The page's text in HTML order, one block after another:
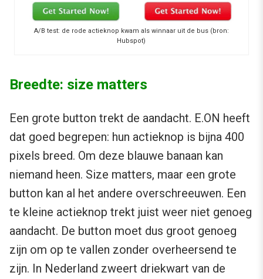
A/B test: de rode actieknop kwam als winnaar uit de bus (bron:
Hubspot)
Breedte: size matters
Een grote button trekt de aandacht. E.ON heeft
dat goed begrepen: hun actieknop is bijna 400
pixels breed. Om deze blauwe banaan kan
niemand heen. Size matters, maar een grote
button kan al het andere overschreeuwen. Een
te kleine actieknop trekt juist weer niet genoeg
aandacht. De button moet dus groot genoeg
zijn om op te vallen zonder overheersend te
zijn. In Nederland zweert driekwart van de